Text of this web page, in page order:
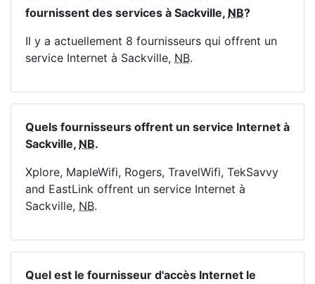
fournissent des services à Sackville, NB?
Il y a actuellement 8 fournisseurs qui offrent un
service Internet à Sackville, NB.
Quels fournisseurs offrent un service Internet à
Sackville, NB.
Xplore, MapleWifi, Rogers, TravelWifi, TekSavvy
and EastLink offrent un service Internet à
Sackville, NB.
Quel est le fournisseur d'accès Internet le